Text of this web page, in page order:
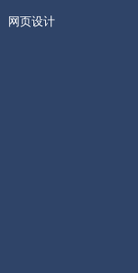
网页设计